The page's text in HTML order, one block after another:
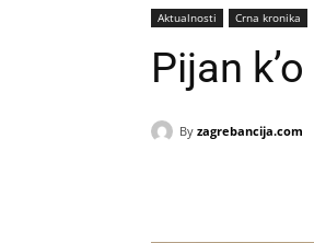
Aktualnosti Crna kronika
Pijan
By zagrebancija.com